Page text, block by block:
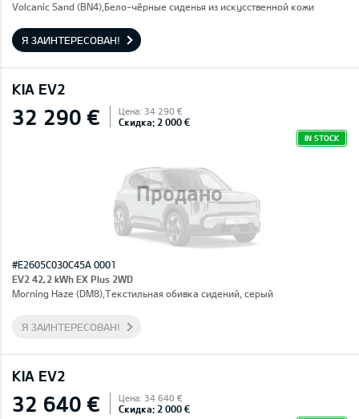
Volcanic Sand (BN4),Бело-чёрные сиденья из искусственной кожи
Я ЗАИНТЕРЕСОВАН!
KIA EV2
Продано
32 290 € Цена: 34 290 €
Скидка: 2 000 €
IN STOCK
#E2605C030C45A 0001
EV2 42,2 kWh EX Plus 2WD
Morning Haze (DM8),Текстильная обивка сидений, серый
Я ЗАИНТЕРЕСОВАН!
KIA EV2
32 640 € Цена: 34 640 €
Скидка: 2 000 €